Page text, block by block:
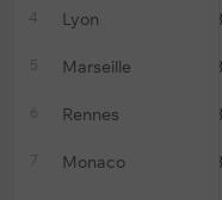
4 Lyon
5 Marseille
6 Rennes
7 Monaco